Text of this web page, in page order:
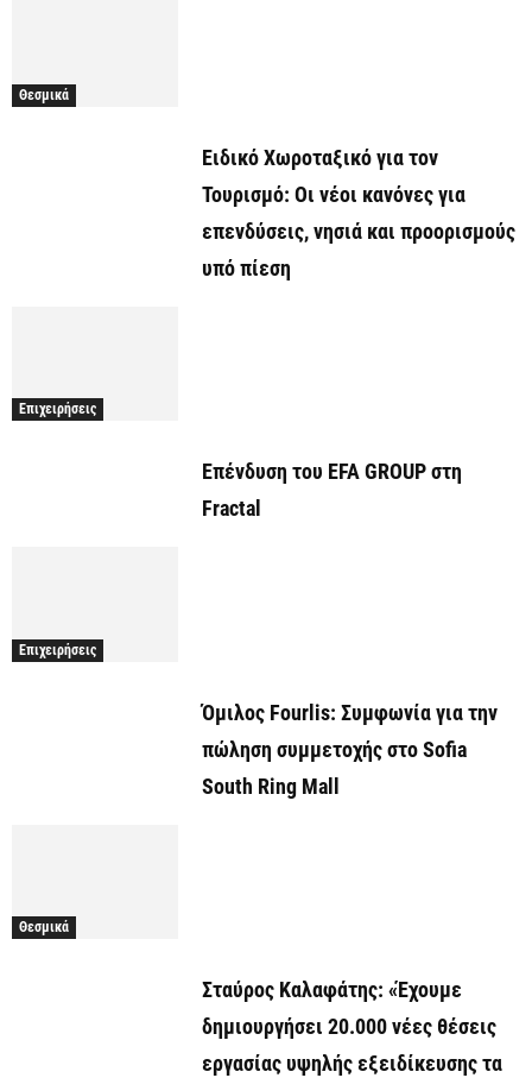
Θεσμικά
Ειδικό Χωροταξικό για τον
Τουρισμό: Οι νέοι κανόνες για
επενδύσεις, νησιά και προορισμούς
υπό πίεση
Επιχειρήσεις
Επένδυση του EFA GROUP στη
Fractal
Επιχειρήσεις
Όμιλος Fourlis: Συμφωνία για την
πώληση συμμετοχής στο Sofia
South Ring Mall
Θεσμικά
Σταύρος Καλαφάτης: «Έχουμε
δημιουργήσει 20.000 νέες θέσεις
εργασίας υψηλής εξειδίκευσης τα